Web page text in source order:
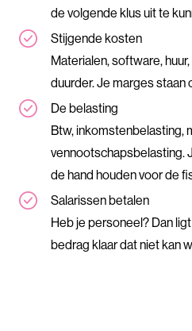
de volgende klus uit te
Stijgende kosten
Materialen, software,
duurder. Je marges staan
De belasting
Btw, inkomstenbelasting,
vennootschapsbelasting.
de hand houden voor de
Salarissen betalen
Heb je personeel? Dan
bedrag klaar dat niet kan